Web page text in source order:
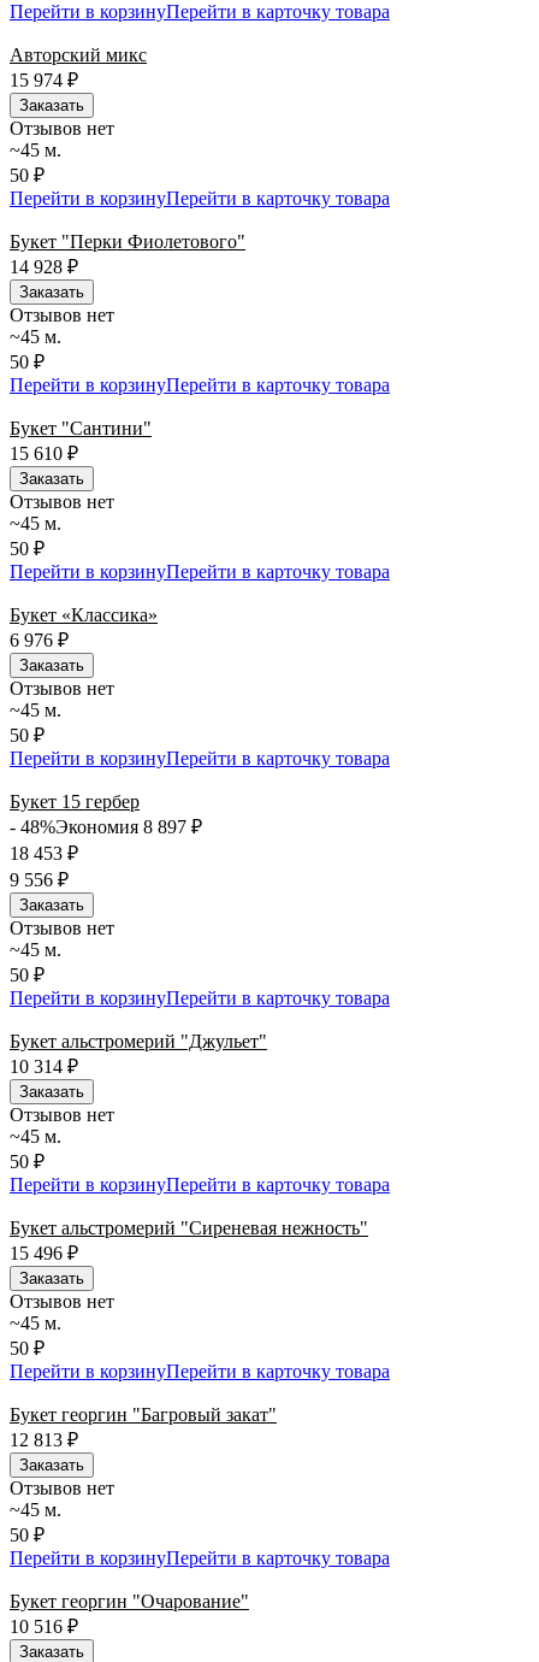
Перейти в корзинуПерейти в карточку товара
Авторский микс
15 974 ₽
Заказать
Отзывов нет
~45 м.
50 ₽
Перейти в корзинуПерейти в карточку товара
Букет "Перки Фиолетового"
14 928 ₽
Заказать
Отзывов нет
~45 м.
50 ₽
Перейти в корзинуПерейти в карточку товара
Букет "Сантини"
15 610 ₽
Заказать
Отзывов нет
~45 м.
50 ₽
Перейти в корзинуПерейти в карточку товара
Букет «Классика»
6 976 ₽
Заказать
Отзывов нет
~45 м.
50 ₽
Перейти в корзинуПерейти в карточку товара
Букет 15 гербер
- 48%Экономия 8 897 ₽
18 453 ₽
9 556 ₽
Заказать
Отзывов нет
~45 м.
50 ₽
Перейти в корзинуПерейти в карточку товара
Букет альстромерий "Джульет"
10 314 ₽
Заказать
Отзывов нет
~45 м.
50 ₽
Перейти в корзинуПерейти в карточку товара
Букет альстромерий "Сиреневая нежность"
15 496 ₽
Заказать
Отзывов нет
~45 м.
50 ₽
Перейти в корзинуПерейти в карточку товара
Букет георгин "Багровый закат"
12 813 ₽
Заказать
Отзывов нет
~45 м.
50 ₽
Перейти в корзинуПерейти в карточку товара
Букет георгин "Очарование"
10 516 ₽
Заказать